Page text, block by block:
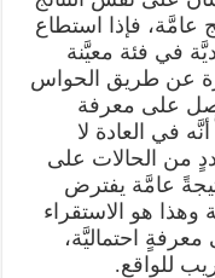
عامَّة، فإذا استطاع
في فئة معيَّنة
عن طريق الحواس
على معرفة
في العادة لا
من الحالات على
عامَّة يفترض
وهذا هو الاستقراء
احتماليَّة،
للواقع.